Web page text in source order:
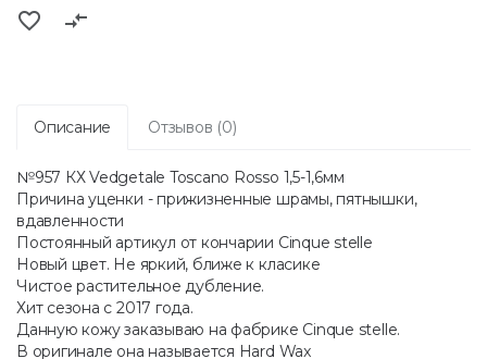
favorite_border compare_arrows
Описание Отзывов (0)
№957 КХ Vedgetale Toscano Rosso 1,5-1,6мм
Причина уценки - прижизненные шрамы, пятнышки,
вдавленности
Постоянный артикул от кончарии Cinque stelle
Новый цвет. Не яркий, ближе к класике
Чистое растительное дубление.
Хит сезона с 2017 года.
Данную кожу заказываю на фабрике Cinque stelle.
В оригинале она называется Hard Wax